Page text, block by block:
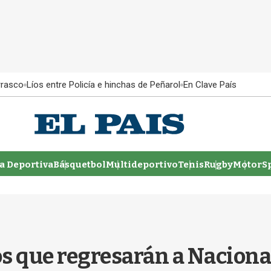
Líos entre Policía e hinchas de Peñarol En Clave País
DeportivaBásquetbolMultideportivoTenisRugby
que regresarán a